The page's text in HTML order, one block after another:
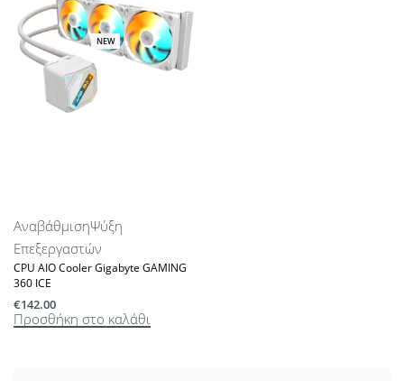
NEW
ΑναβάθμισηΨύξη
Επεξεργαστών
CPU AIO Cooler Gigabyte GAMING
360 ICE
€142.00
Προσθήκη στο καλάθι